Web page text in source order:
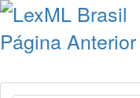
Página Anterior